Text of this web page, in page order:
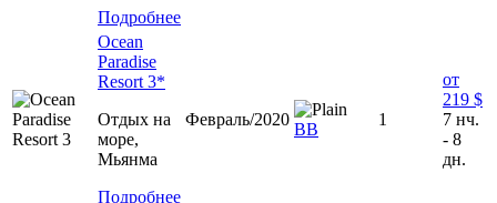
Подробнее
Ocean
Paradise
Resort 3*
Отдых на
море,
Мьянма
Подробнее
Февраль/2020
BB
1
от
219 $
7 нч.
- 8
дн.